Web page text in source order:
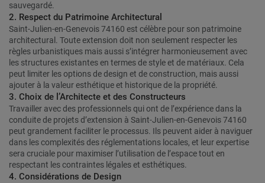
sauvegardé.
2. Respect du Patrimoine Architectural
Saint-Julien-en-Genevois 74160 est célèbre pour son patrimoine
architectural. Toute extension doit non seulement respecter les
règles urbanistiques mais aussi s’intégrer harmonieusement avec
les structures existantes en termes de style et de matériaux. Cela
peut limiter les options de design et de construction, mais aussi
ajouter à la valeur esthétique et historique de la propriété.
3. Choix de l’Architecte et des Constructeurs
Travailler avec des professionnels qui ont de l’expérience dans la
conduite de projets d’extension à Saint-Julien-en-Genevois 74160
peut grandement faciliter le processus. Ils peuvent aider à naviguer
dans les complexités des réglementations locales, et leur expertise
sera cruciale pour maximiser l’utilisation de l’espace tout en
respectant les contraintes légales et esthétiques.
4. Considérations de Design